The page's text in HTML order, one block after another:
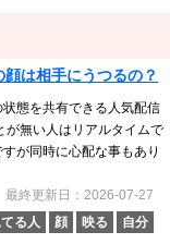
は相手にうつるの？
態を共有できる人気配信
が無い人はリアルタイムで
が同時に心配な事もあり
最終更新日：2026-07-27
る人
顔 映る 自分